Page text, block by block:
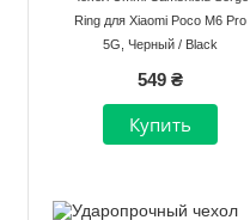
Ring для Xiaomi Poco M6 Pro
5G, Черный / Black
549 ₴